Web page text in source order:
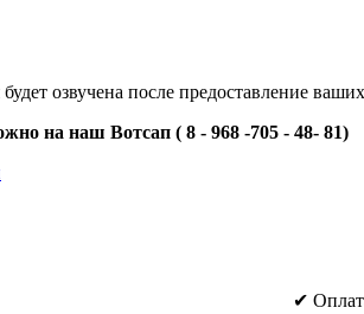
озвучена после предоставление
на наш Вотсап ( 8 - 968 -705 - 48- 81)
✔